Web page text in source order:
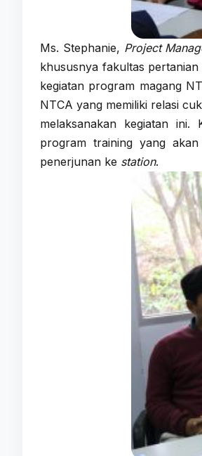
Ms. Stephanie, Project
khususnya fakultas
kegiatan program magang
NTCA yang memiliki relasi
melaksanakan kegiatan
program training yang
penerjunan ke station.